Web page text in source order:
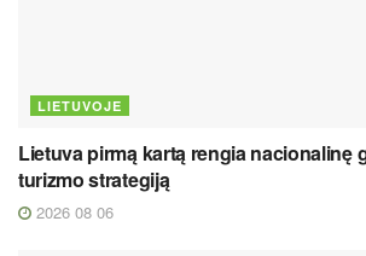
LIETUVOJE
Lietuva pirmą kartą rengia nacionalinę
turizmo strategiją
2026 08 06